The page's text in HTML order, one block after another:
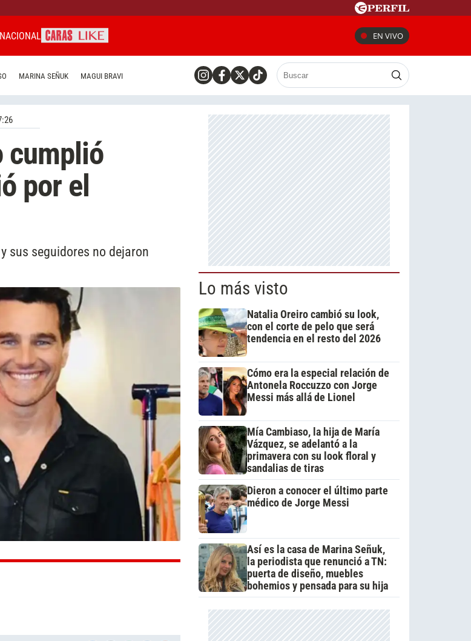
EN VIVO
MARINA SEÑUK MAGUI BRAVI
cumplió
por el
sus seguidores no dejaron
Lo más visto
Natalia Oreiro cambió su look,
con el corte de pelo que será
tendencia en el resto del 2026
Cómo era la especial relación de
Antonela Roccuzzo con Jorge
Messi más allá de Lionel
Mía Cambiaso, la hija de María
Vázquez, se adelantó a la
primavera con su look floral y
sandalias de tiras
Dieron a conocer el último parte
médico de Jorge Messi
Así es la casa de Marina Señuk,
la periodista que renunció a TN:
puerta de diseño, muebles
bohemios y pensada para su hija